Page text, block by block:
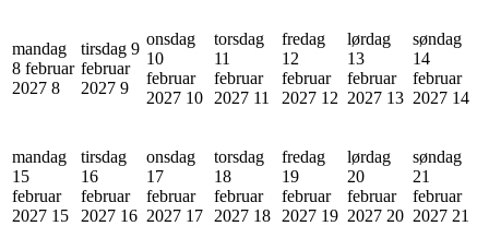
mandag
8 februar
2027 8
tirsdag 9
februar
2027 9
onsdag
10
februar
2027 10
torsdag
11
februar
2027 11
fredag
12
februar
2027 12
lørdag
13
februar
2027 13
søndag
14
februar
2027 14
mandag
15
februar
2027 15
tirsdag
16
februar
2027 16
onsdag
17
februar
2027 17
torsdag
18
februar
2027 18
fredag
19
februar
2027 19
lørdag
20
februar
2027 20
søndag
21
februar
2027 21